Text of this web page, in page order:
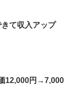
て収入アップ
12,000円→7,000